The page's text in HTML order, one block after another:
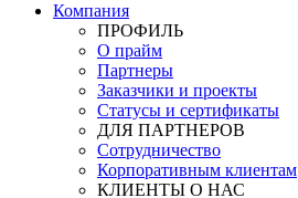
Компания
ПРОФИЛЬ
О прайм
Партнеры
Заказчики и проекты
Статусы и сертификаты
ДЛЯ ПАРТНЕРОВ
Сотрудничество
Корпоративным клиентам
КЛИЕНТЫ О НАС